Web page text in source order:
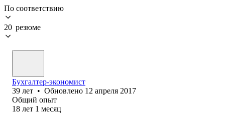
По соответствию
20 резюме
Бухгалтер-экономист
39 лет • Обновлено 12 апреля 2017
Общий опыт
18 лет 1 месяц